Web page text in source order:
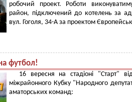
робочий проект. Роботи
район, підключений до котелень за
вул. Гоголя, 34-А за проектом
футбол!
16 вересня на стадіоні "Старт"
міжрайонного Кубку "Народного
аматорських команд: